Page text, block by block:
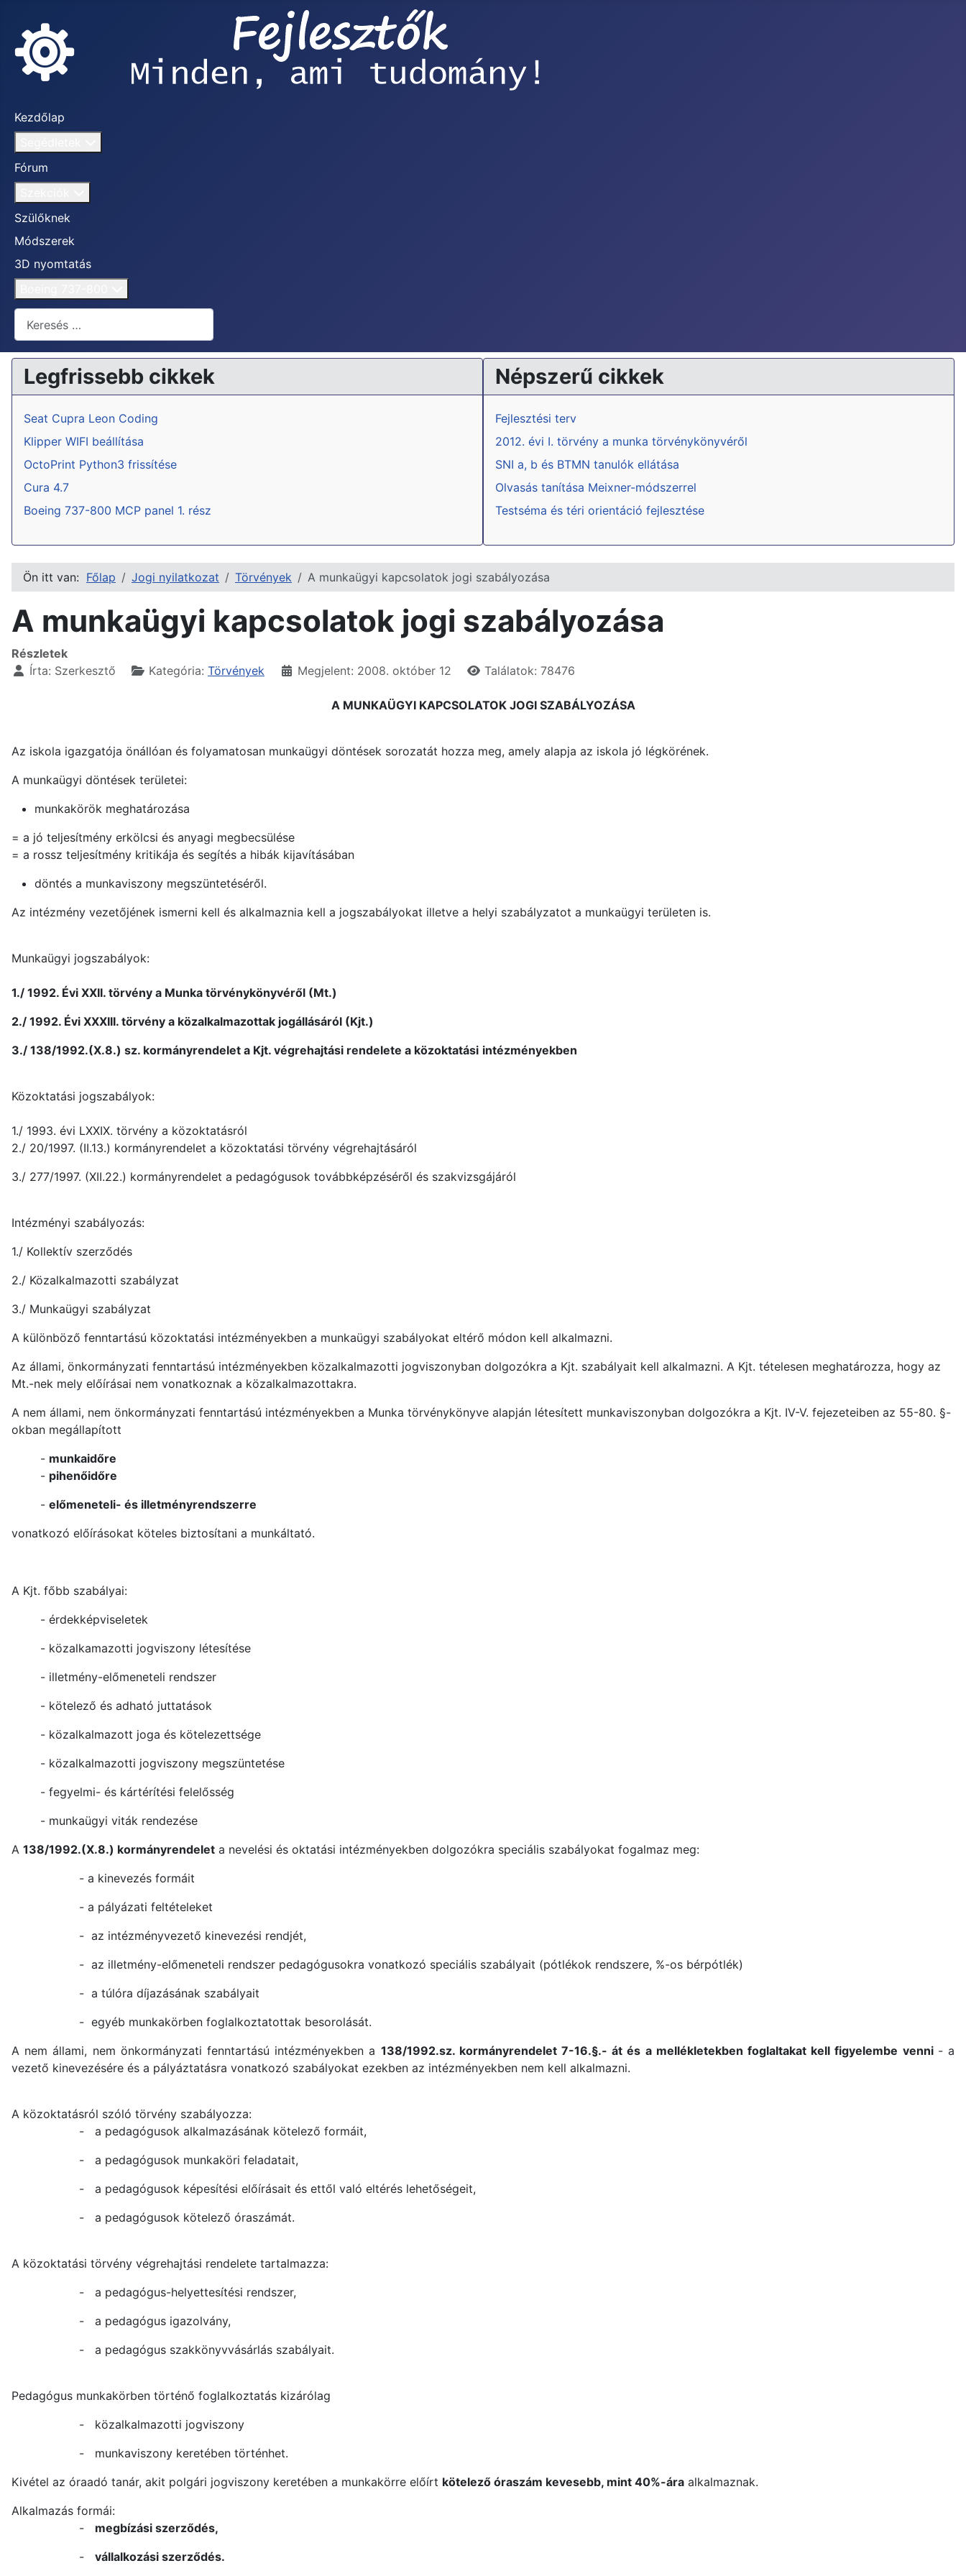
Kezdőlap
Fórum
Szülőknek
Módszerek
3D nyomtatás
Keresés...
Legfrissebb cikkek
Seat Cupra Leon Coding
Klipper WIFI beállítása
OctoPrint Python3 frissítése
Cura 4.7
Boeing 737-800 MCP panel 1. rész
Népszerű cikkek
Fejlesztési terv
2012. évi I. törvény a munka törvénykönyvéről
SNI a, b és BTMN tanulók ellátása
Olvasás tanítása Meixner-módszerrel
Testséma és téri orientáció fejlesztése
Ön itt van: Főlap Jogi nyilatkozat Törvények A munkaügyi kapcsolatok jogi szabályozása
A munkaügyi kapcsolatok jogi szabályozása
Részletek
Írta: Szerkesztő Kategória: Törvények Megjelent: 2008. október 12 Találatok: 78476
A MUNKAÜGYI KAPCSOLATOK JOGI SZABÁLYOZÁSA
Az iskola igazgatója önállóan és folyamatosan munkaügyi döntések sorozatát hozza meg, amely alapja az iskola jó légkörének.
A munkaügyi döntések területei:
munkakörök meghatározása
= a jó teljesítmény erkölcsi és anyagi megbecsülése
= a rossz teljesítmény kritikája és segítés a hibák kijavításában
döntés a munkaviszony megszüntetéséről.
Az intézmény vezetőjének ismerni kell és alkalmaznia kell a jogszabályokat illetve a helyi szabályzatot a munkaügyi területen is.
Munkaügyi jogszabályok:
1./ 1992. Évi XXII. törvény a Munka törvénykönyvéről (Mt.)
2./ 1992. Évi XXXIII. törvény a közalkalmazottak jogállásáról (Kjt.)
3./ 138/1992.(X.8.) sz. kormányrendelet a Kjt. végrehajtási rendelete a közoktatási intézményekben
Közoktatási jogszabályok:
1./ 1993. évi LXXIX. törvény a közoktatásról
2./ 20/1997. (II.13.) kormányrendelet a közoktatási törvény végrehajtásáról
3./ 277/1997. (XII.22.) kormányrendelet a pedagógusok továbbképzéséről és szakvizsgájáról
Intézményi szabályozás:
1./ Kollektív szerződés
2./ Közalkalmazotti szabályzat
3./ Munkaügyi szabályzat
A különböző fenntartású közoktatási intézményekben a munkaügyi szabályokat eltérő módon kell alkalmazni.
Az állami, önkormányzati fenntartású intézményekben közalkalmazotti jogviszonyban dolgozókra a Kjt. szabályait kell alkalmazni. A Kjt. tételesen meghatározza, hogy az
Mt.-nek mely előírásai nem vonatkoznak a közalkalmazottakra.
A nem állami, nem önkormányzati fenntartású intézményekben a Munka törvénykönyve alapján létesített munkaviszonyban dolgozókra a Kjt. IV-V. fejezeteiben az 55-80. §-
okban megállapított
- munkaidőre
- pihenőidőre
- előmeneteli- és illetményrendszerre
vonatkozó előírásokat köteles biztosítani a munkáltató.
A Kjt. főbb szabályai:
- érdekképviseletek
- közalkamazotti jogviszony létesítése
- illetmény-előmeneteli rendszer
- kötelező és adható juttatások
- közalkalmazott joga és kötelezettsége
- közalkalmazotti jogviszony megszüntetése
- fegyelmi- és kártérítési felelősség
- munkaügyi viták rendezése
A 138/1992.(X.8.) kormányrendelet a nevelési és oktatási intézményekben dolgozókra speciális szabályokat fogalmaz meg:
- a kinevezés formáit
- a pályázati feltételeket
- az intézményvezető kinevezési rendjét,
- az illetmény-előmeneteli rendszer pedagógusokra vonatkozó speciális szabályait (pótlékok rendszere, %-os bérpótlék)
- a túlóra díjazásának szabályait
- egyéb munkakörben foglalkoztatottak besorolását.
A nem állami, nem önkormányzati fenntartású intézményekben a 138/1992.sz. kormányrendelet 7-16.§.- át és a mellékletekben foglaltakat kell figyelembe venni - a
vezető kinevezésére és a pályáztatásra vonatkozó szabályokat ezekben az intézményekben nem kell alkalmazni.
A közoktatásról szóló törvény szabályozza:
- a pedagógusok alkalmazásának kötelező formáit,
- a pedagógusok munkaköri feladatait,
- a pedagógusok képesítési előírásait és ettől való eltérés lehetőségeit,
- a pedagógusok kötelező óraszámát.
A közoktatási törvény végrehajtási rendelete tartalmazza:
- a pedagógus-helyettesítési rendszer,
- a pedagógus igazolvány,
- a pedagógus szakkönyvvásárlás szabályait.
Pedagógus munkakörben történő foglalkoztatás kizárólag
- közalkalmazotti jogviszony
- munkaviszony keretében történhet.
Kivétel az óraadó tanár, akit polgári jogviszony keretében a munkakörre előírt kötelező óraszám kevesebb, mint 40%-ára alkalmaznak.
Alkalmazás formái:
- megbízási szerződés,
- vállalkozási szerződés.